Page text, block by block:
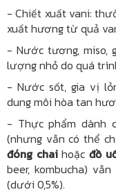
- Chiết xuất vani:
xuất hương từ quả
- Nước tương, miso,
lượng nhỏ do quá
- Nước sốt, gia vị
dung môi hòa tan
- Thực phẩm dành
(nhưng vẫn có thể
đóng chaihoặcđồ
beer, kombucha)
(dưới 0,5%).